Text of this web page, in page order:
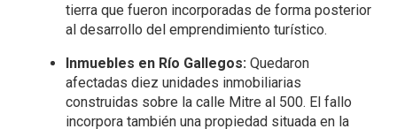
tierra que fueron incorporadas de forma posterior
al desarrollo del emprendimiento turístico.
Inmuebles en Río Gallegos: Quedaron
afectadas diez unidades inmobiliarias
construidas sobre la calle Mitre al 500. El fallo
incorpora también una propiedad situada en la